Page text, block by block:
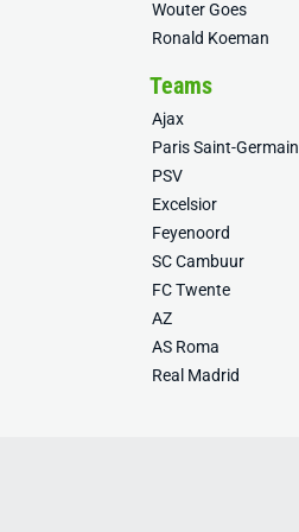
Wouter Goes
Ronald Koeman
Teams
Ajax
Paris Saint-Germain
PSV
Excelsior
Feyenoord
SC Cambuur
FC Twente
AZ
AS Roma
Real Madrid